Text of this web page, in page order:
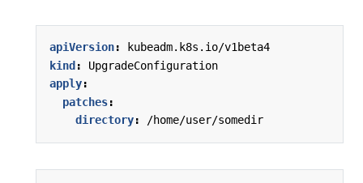
apiVersion:
kubeadm.k8s.io/v1beta4
kind :
UpgradeConfiguration
apply:
patches:
directory: /home/user/somedir